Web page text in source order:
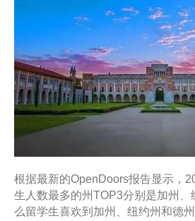
根据最新的OpenDoors报告显示，
生人数最多的州TOP3分别是加州、
么留学生喜欢到加州、纽约州和德